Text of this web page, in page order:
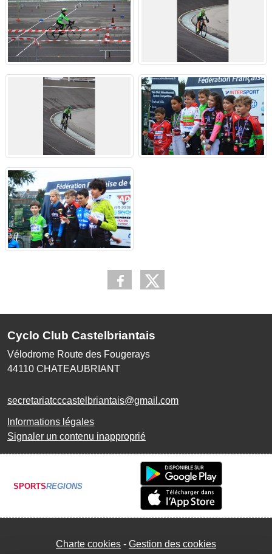
Cyclo Club Castelbriantais
Vélodrome Route des Fougerays
44110 CHATEAUBRIANT
secretariatcccastelbriantais@gmail.com
Informations légales
Signaler un contenu inapproprié
SPORTSREGIONS
Charte cookies Gestion des cookies